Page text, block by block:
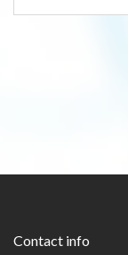
Contact info